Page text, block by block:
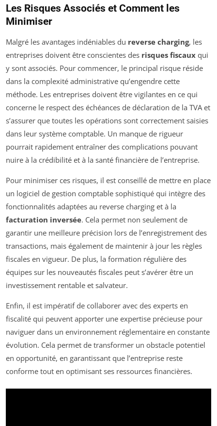
Les Risques Associés et Comment les
Minimiser
Malgré les avantages indéniables du reverse charging, les
entreprises doivent être conscientes des risques fiscaux qui
y sont associés. Pour commencer, le principal risque réside
dans la complexité administrative qu’engendre cette
méthode. Les entreprises doivent être vigilantes en ce qui
concerne le respect des échéances de déclaration de la TVA et
s’assurer que toutes les opérations sont correctement saisies
dans leur système comptable. Un manque de rigueur
pourrait rapidement entraîner des complications pouvant
nuire à la crédibilité et à la santé financière de l’entreprise.
Pour minimiser ces risques, il est conseillé de mettre en place
un logiciel de gestion comptable sophistiqué qui intègre des
fonctionnalités adaptées au reverse charging et à la
facturation inversée. Cela permet non seulement de
garantir une meilleure précision lors de l’enregistrement des
transactions, mais également de maintenir à jour les règles
fiscales en vigueur. De plus, la formation régulière des
équipes sur les nouveautés fiscales peut s’avérer être un
investissement rentable et salvateur.
Enfin, il est impératif de collaborer avec des experts en
fiscalité qui peuvent apporter une expertise précieuse pour
naviguer dans un environnement réglementaire en constante
évolution. Cela permet de transformer un obstacle potentiel
en opportunité, en garantissant que l’entreprise reste
conforme tout en optimisant ses ressources financières.